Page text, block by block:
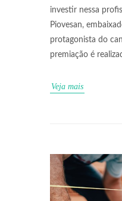
investir nessa
Piovesan,
protagonista do
premiação é
Veja mais